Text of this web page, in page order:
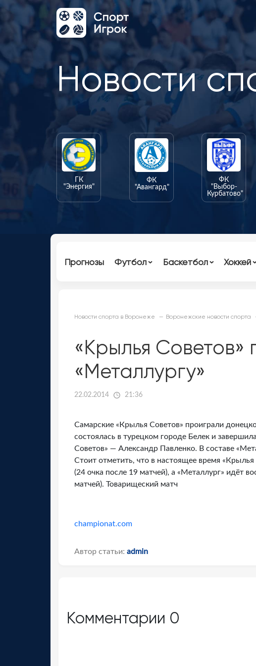
Новости
ГК
"Энергия"
ФК
"Авангард"
ФК
"Выбор-
Курбатово"
Прогнозы Футбол Баскетбол Хоккей
Новости спорта в Воронеже Воронежские новости спорта
«Крылья
«Металлургу»
22.02.2014 21:36
Самарские «Крылья Советов» проиграли
состоялась в турецком городе Белек и
Советов» — Александр Павленко. В составе
Стоит отметить, что в настоящее время
(24 очка после 19 матчей), а «Металлург» идёт
матчей). Товарищеский матч
championat.com
Автор статьи: admin
Комментарии 0